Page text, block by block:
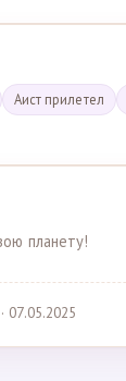
Аист прилетел
планету!
07.05.2025